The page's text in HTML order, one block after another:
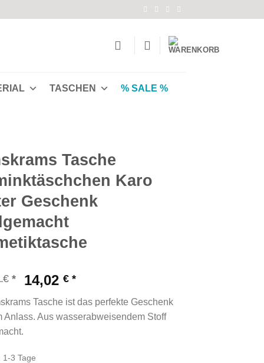
TASCHEN % SALE %
Tasche
Karo
Geschenk
€
Ursprünglicher
war:
16,50 €
14,02€ Aktueller
ist:
14,02 €.
Tasche ist das perfekte Geschenk
Anlass. Aus wasserabweisendem Stoff
1-3 Tage